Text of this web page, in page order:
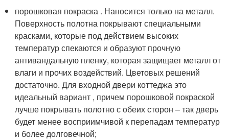
порошковая покраска . Наносится только на металл.
Поверхность полотна покрывают специальными
красками, которые под действием высоких
температур спекаются и образуют прочную
антивандальную пленку, которая защищает металл от
влаги и прочих воздействий. Цветовых решений
достаточно. Для входной двери коттеджа это
идеальный вариант , причем порошковой покраской
лучше покрывать полотно с обеих сторон – так дверь
будет менее восприимчивой к перепадам температур
и более долговечной;